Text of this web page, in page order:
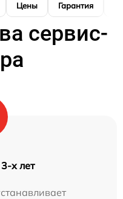
Цены Гарантия
сервис-
х лет